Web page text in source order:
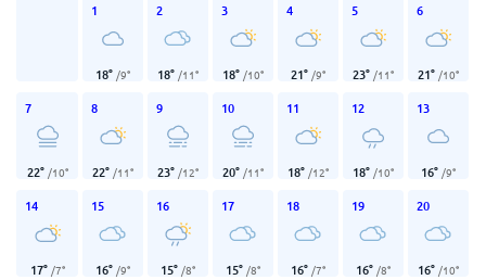
1
18° /9°
2
18° /11°
3
18° /10°
4
21° /9°
5
23° /11°
6
21° /10°
7
22° /10°
8
22° /11°
9
23° /12°
10
20° /11°
11
18° /12°
12
18° /10°
13
16° /9°
14
17° /7°
15
16° /9°
16
15° /8°
17
15° /8°
18
16° /7°
19
16° /8°
20
16° /10°